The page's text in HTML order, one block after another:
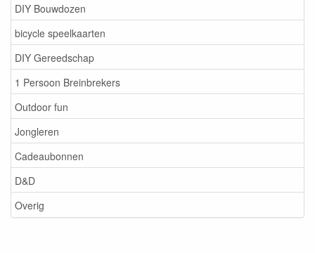
DIY Bouwdozen
bicycle speelkaarten
DIY Gereedschap
1 Persoon Breinbrekers
Outdoor fun
Jongleren
Cadeaubonnen
D&D
Overig